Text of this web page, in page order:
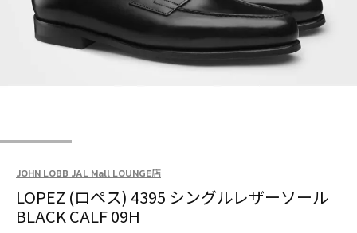
JOHN LOBB JAL Mall LOUNGE店
LOPEZ (ロペス) 4395 シングルレザーソール
BLACK CALF 09H